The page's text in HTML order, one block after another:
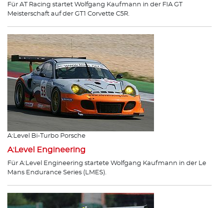
Für AT Racing startet Wolfgang Kaufmann in der FIA GT
Meisterschaft auf der GT1 Corvette C5R.
A:Level Bi-Turbo Porsche
A:Level Engineering
Für A:Level Engineering startete Wolfgang Kaufmann in der Le
Mans Endurance Series (LMES).